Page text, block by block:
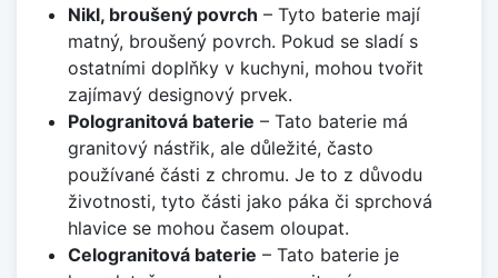
Nikl, broušený povrch – Tyto baterie mají
matný, broušený povrch. Pokud se sladí s
ostatními doplňky v kuchyni, mohou tvořit
zajímavý designový prvek.
Pologranitová baterie – Tato baterie má
granitový nástřik, ale důležité, často
používané části z chromu. Je to z důvodu
životnosti, tyto části jako páka či sprchová
hlavice se mohou časem oloupat.
Celogranitová baterie – Tato baterie je